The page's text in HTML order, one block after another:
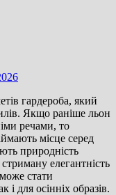
гардероба, який
Якщо раніше льон
речами, то
місце серед
природність
елегантність
стати
і для осінніх образів.